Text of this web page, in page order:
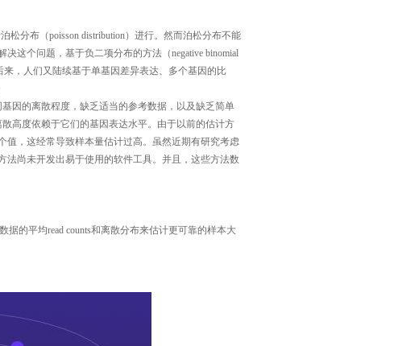
松分布（poisson distribution）进行。然而泊松分布不能
这个问题，基于负二项分布的方法（negative binomial
，人们又陆续基于单基因差异表达、多个基因的比
因的离散程度，缺乏适当的参考数据，以及缺乏简单
高度依赖于它们的基因表达水平。由于以前的估计方
值，这经常导致样本量估计过高。虽然近期有研究考虑
尚未开发出易于使用的软件工具。并且，这些方法数
据的平均read counts和离散分布来估计更可靠的样本大